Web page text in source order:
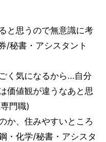
と思うので無意識に考
/秘書・アシスタント
く気になるから…自分
価値観が違うなあと思
門職)
か、住みやすいところ
・化学/秘書・アシスタ